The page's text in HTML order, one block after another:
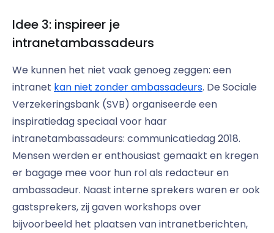
Idee 3: inspireer je
intranetambassadeurs
We kunnen het niet vaak genoeg zeggen: een
intranet kan niet zonder ambassadeurs. De Sociale
Verzekeringsbank (SVB) organiseerde een
inspiratiedag speciaal voor haar
intranetambassadeurs: communicatiedag 2018.
Mensen werden er enthousiast gemaakt en kregen
er bagage mee voor hun rol als redacteur en
ambassadeur. Naast interne sprekers waren er ook
gastsprekers, zij gaven workshops over
bijvoorbeeld het plaatsen van intranetberichten,